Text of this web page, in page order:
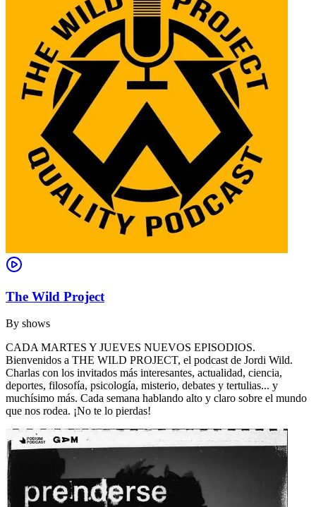
The Wild Project
By shows
CADA MARTES Y JUEVES NUEVOS EPISODIOS.
Bienvenidos a THE WILD PROJECT, el podcast de Jordi Wild.
Charlas con los invitados más interesantes, actualidad, ciencia,
deportes, filosofía, psicología, misterio, debates y tertulias... y
muchísimo más. Cada semana hablando alto y claro sobre el mundo
que nos rodea. ¡No te lo pierdas!